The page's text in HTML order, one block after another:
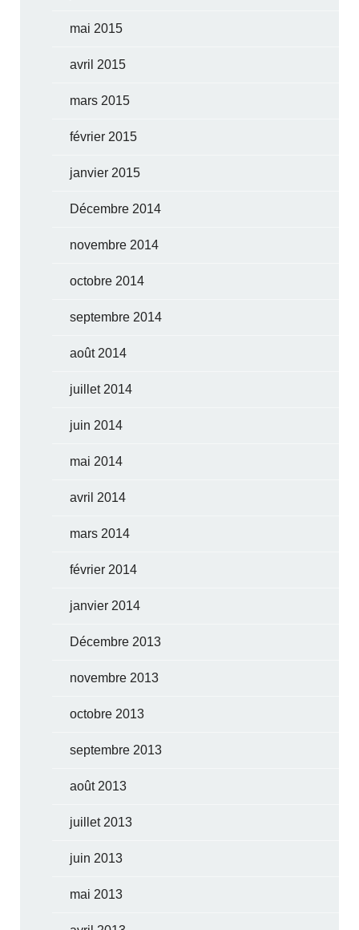
mai 2015
avril 2015
mars 2015
février 2015
janvier 2015
Décembre 2014
novembre 2014
octobre 2014
septembre 2014
août 2014
juillet 2014
juin 2014
mai 2014
avril 2014
mars 2014
février 2014
janvier 2014
Décembre 2013
novembre 2013
octobre 2013
septembre 2013
août 2013
juillet 2013
juin 2013
mai 2013